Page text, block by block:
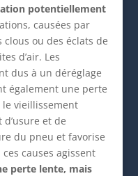
potentiellement
causées par
ou des éclats de
d’air. Les
dus à un déréglage
également une perte
vieillissement
et de
du pneu et favorise
causes agissent
perte lente, mais